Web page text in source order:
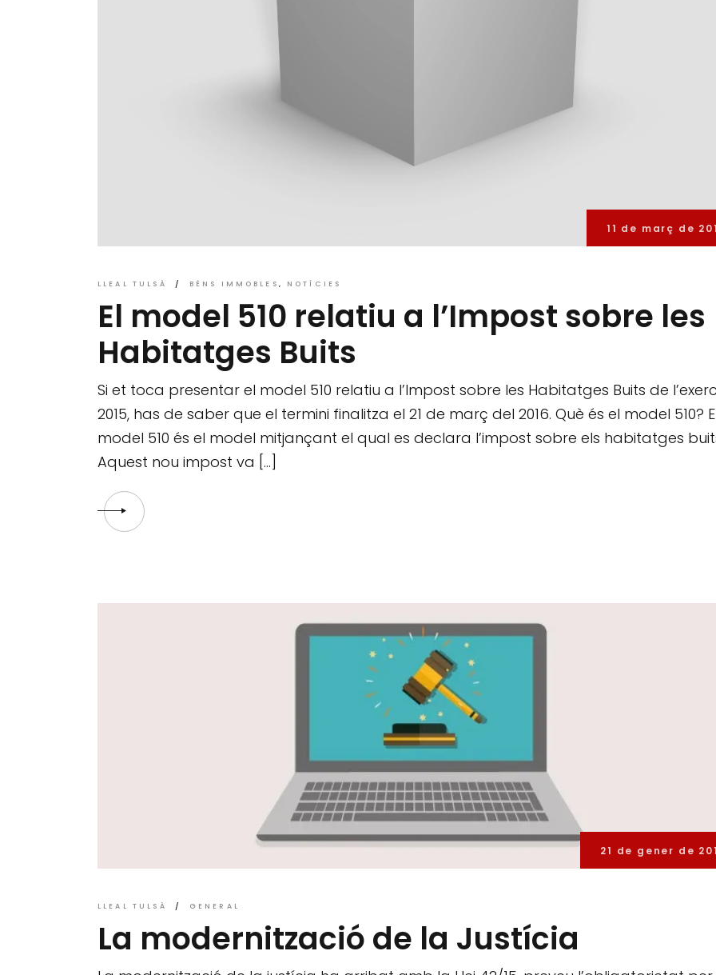
11 de març de
LLEAL TULSÀ BÉNS IMMOBLES NOTÍCIES
El model 510 relatiu a l’Impost sobre les
Habitatges Buits
Si et toca presentar el model 510 relatiu a l’Impost sobre les Habitatges Buits de
2015, has de saber que el termini finalitza el 21 de març del 2016. Què és el model 510?
model 510 és el model mitjançant el qual es declara l’impost sobre els habitatges
Aquest nou impost va […]
21 de gener de
LLEAL TULSÀ GENERAL
La modernització de la Justícia